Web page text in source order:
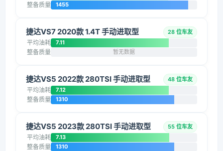
整备质量 1455
捷达VS7 2020款 1.4T 手动进取型 28 位车友
平均油耗 7.11
整备质量 暂无数据
捷达VS5 2022款 280TSI 手动进取型 48 位车友
平均油耗 7.12
整备质量 1310
捷达VS5 2023款 280TSI 手动进取型 55 位车友
平均油耗 7.13
整备质量 1310